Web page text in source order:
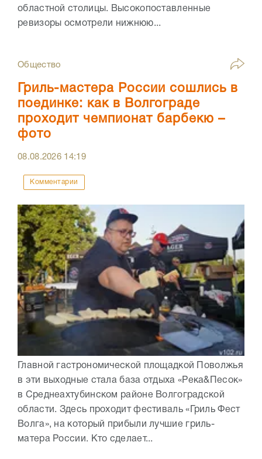
областной столицы. Высокопоставленные
ревизоры осмотрели нижнюю...
Общество
Гриль-мастера России сошлись в
поединке: как в Волгограде
проходит чемпионат барбекю –
фото
08.08.2026 14:19
Комментарии
Главной гастрономической площадкой Поволжья
в эти выходные стала база отдыха «Река&Песок»
в Среднеахтубинском районе Волгоградской
области. Здесь проходит фестиваль «Гриль Фест
Волга», на который прибыли лучшие гриль-
матера России. Кто сделает...